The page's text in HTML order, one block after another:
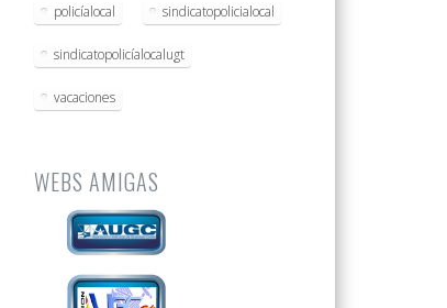
policíalocal sindicatopolicialocal
sindicatopolicíalocalugt
vacaciones
WEBS AMIGAS